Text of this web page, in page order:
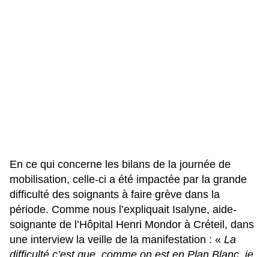
En ce qui concerne les bilans de la journée de
mobilisation, celle-ci a été impactée par la grande
difficulté des soignants à faire grève dans la
période. Comme nous l’expliquait Isalyne, aide-
soignante de l’Hôpital Henri Mondor à Créteil, dans
une interview la veille de la manifestation : « La